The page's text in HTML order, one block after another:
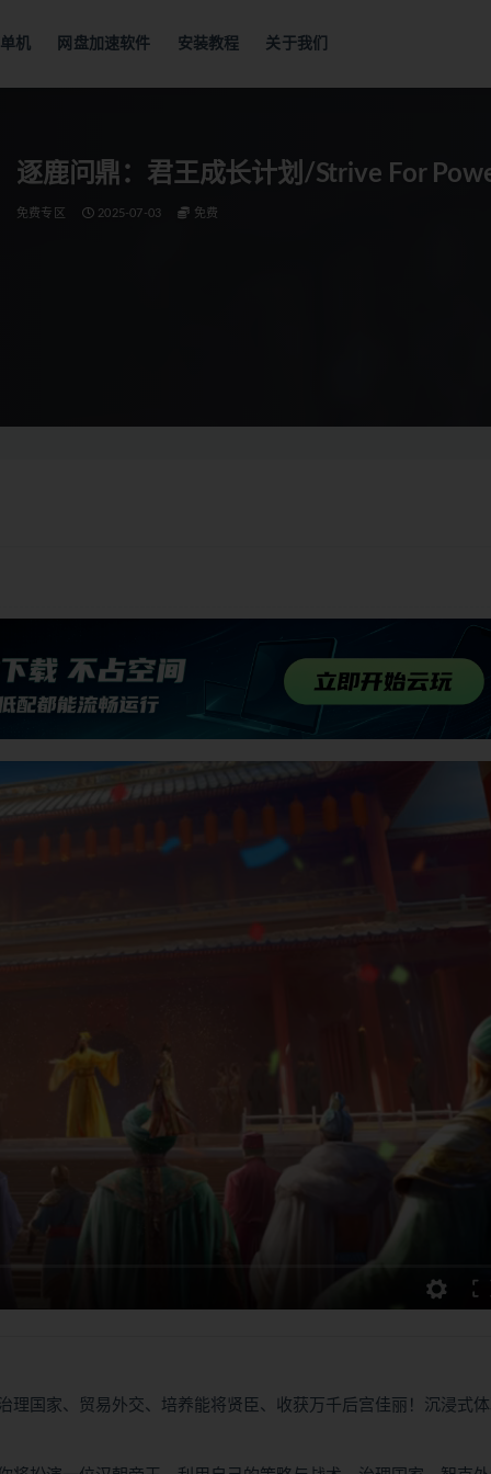
机 网盘加速软件 安装教程 关于我们
逐鹿问鼎：君王成长计划/Strive For
免费专区 2025-07-03 免费
国家、贸易外交、培养能将贤臣、收获万千后宫佳丽！沉浸式